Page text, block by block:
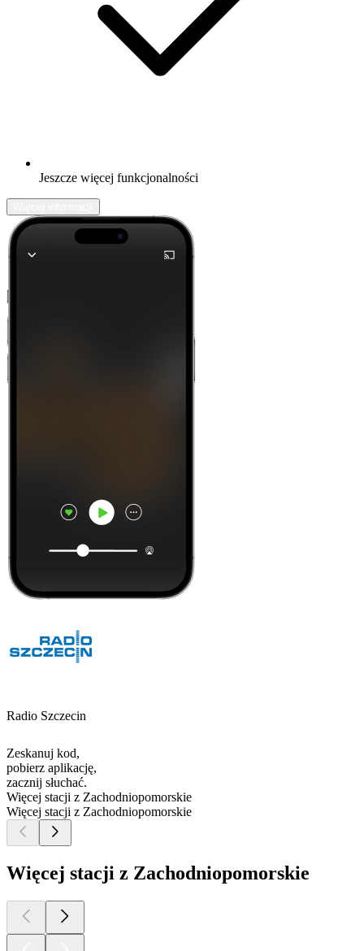
Jeszcze więcej funkcjonalności
Radio Szczecin
Zeskanuj kod,
pobierz aplikację,
zacznij słuchać.
Więcej stacji z Zachodniopomorskie
Więcej stacji z Zachodniopomorskie
Więcej stacji z Zachodniopomorskie